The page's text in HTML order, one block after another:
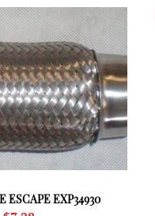
ESCAPE EXP34930